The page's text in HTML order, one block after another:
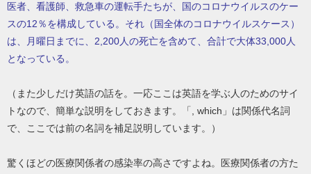
医者、看護師、救急車の運転手たちが、国のコロナウイルスのケー
スの12％を構成している。それ（国全体のコロナウイルスケース）
は、月曜日までに、2,200人の死亡を含めて、合計で大体33,000人
となっている。
（また少しだけ英語の話を。一応ここは英語を学ぶ人のためのサイ
トなので、簡単な説明をしておきます。「, which」は関係代名詞
で、ここでは前の名詞を補足説明しています。）
驚くほどの医療関係者の感染率の高さですよね。医療関係者の方た